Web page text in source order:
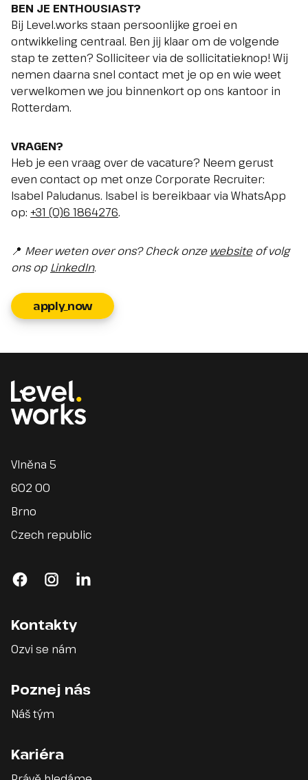
BEN JE ENTHOUSIAST?
Bij Level.works staan persoonlijke groei en
ontwikkeling centraal. Ben jij klaar om de volgende
stap te zetten? Solliciteer via de sollicitatieknop! Wij
nemen daarna snel contact met je op en wie weet
verwelkomen we jou binnenkort op ons kantoor in
Rotterdam.
VRAGEN?
Heb je een vraag over de vacature? Neem gerust
even contact op met onze Corporate Recruiter:
Isabel Paludanus. Isabel is bereikbaar via WhatsApp
op: +31 (0)6 1864276.
📍 Meer weten over ons? Check onze websiteof volg
ons op LinkedIn.
apply_now
Vlněna 5
602 00
Brno
Czech republic
facebookinstagram
Kontakty
Ozvi se nám
Poznej nás
Náš tým
Kariéra